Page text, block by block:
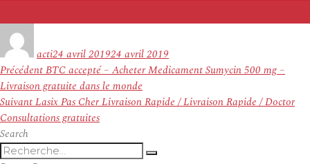
actile
24 avril 201924 avril 2019
Navigation
de
l’article
PrécédentArticle
précédent :
BTC accepté – Acheter Medicament Sumycin 500 mg –
Livraison gratuite dans le monde
SuivantArticle
suivant :
Lasix Pas Cher Livraison Rapide / Livraison Rapide / Doctor
Consultations gratuites
Search
Recherche
Recherche